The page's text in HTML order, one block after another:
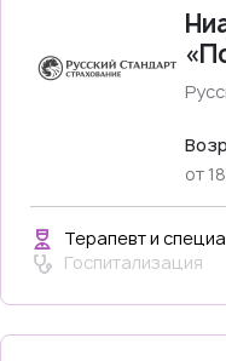
от
Терапевт и
Госпитализация